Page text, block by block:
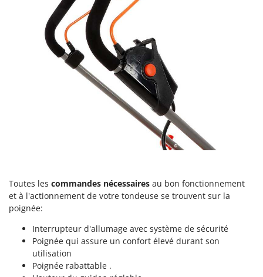
Udor
Unger
Verdemax
WIDU
Wiper EcoRobot
Wolf Garten
Wortex
Worx
Toutes les commandes nécessaires au bon fonctionnement
et à l'actionnement de votre tondeuse se trouvent sur la
poignée:
Interrupteur d'allumage avec système de sécurité
Poignée qui assure un confort élevé durant son
utilisation
Poignée rabattable .